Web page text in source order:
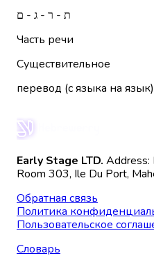
ת - ר - ג - ם
Часть речи
Существительное
перевод (с языка на язык)
Early Stage LTD. Address:
Room 303, Ile Du Port,
Обратная связь
Политика
Пользовательское
Словарь